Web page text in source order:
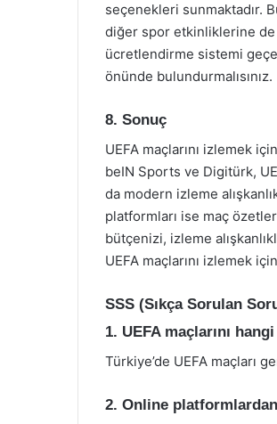
seçenekleri sunmaktadır.
diğer spor etkinliklerine de
ücretlendirme sistemi
önünde bulundurmalısınız.
8. Sonuç
UEFA maçlarını izlemek
beIN Sports ve Digitürk,
da modern izleme
platformları ise maç
bütçenizi, izleme
UEFA maçlarını izlemek
SSS (Sıkça Sorulan
1. UEFA maçlarını
Türkiye’de UEFA maçları
2. Online